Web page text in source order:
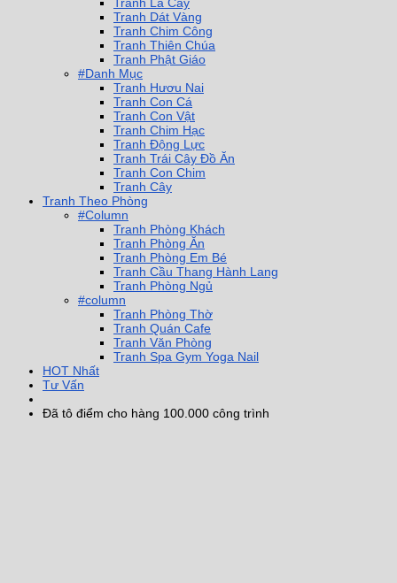
Tranh Dát Vàng
Tranh Chim Công
Tranh Thiên Chúa
Tranh Phật Giáo
#Danh Mục
Tranh Hươu Nai
Tranh Con Cá
Tranh Con Vật
Tranh Chim Hạc
Tranh Động Lực
Tranh Trái Cây Đồ Ăn
Tranh Con Chim
Tranh Cây
Tranh Theo Phòng
#Column
Tranh Phòng Khách
Tranh Phòng Ăn
Tranh Phòng Em Bé
Tranh Cầu Thang Hành Lang
Tranh Phòng Ngủ
#column
Tranh Phòng Thờ
Tranh Quán Cafe
Tranh Văn Phòng
Tranh Spa Gym Yoga Nail
HOT Nhất
Tư Vấn
Đã tô điểm cho hàng 100.000 công trình